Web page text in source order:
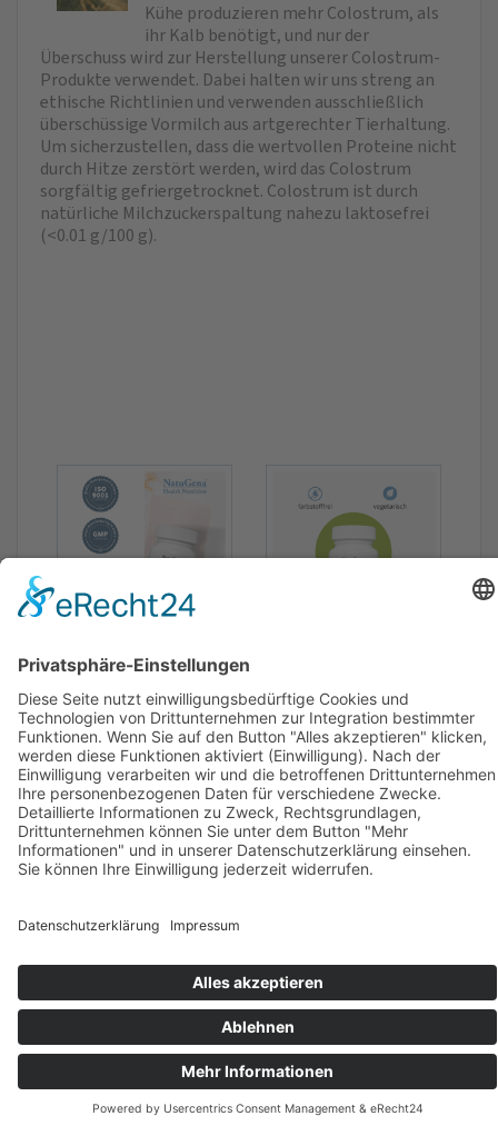
Kühe produzieren mehr Colostrum, als
ihr Kalb benötigt, und nur der
Überschuss wird zur Herstellung unserer Colostrum-
Produkte verwendet. Dabei halten wir uns streng an
ethische Richtlinien und verwenden ausschließlich
überschüssige Vormilch aus artgerechter Tierhaltung.
Um sicherzustellen, dass die wertvollen Proteine nicht
durch Hitze zerstört werden, wird das Colostrum
sorgfältig gefriergetrocknet. Colostrum ist durch
natürliche Milchzuckerspaltung nahezu laktosefrei
(<0.01 g/100 g).
Verzehrempfehlung
Inhaltsstoffe/Zusammensetzung
Sonstiges